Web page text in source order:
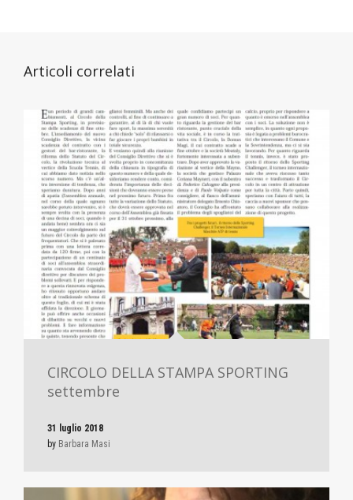
Articoli correlati
CIRCOLO DELLA STAMPA SPORTING
settembre
31 luglio 2018
by Barbara Masi